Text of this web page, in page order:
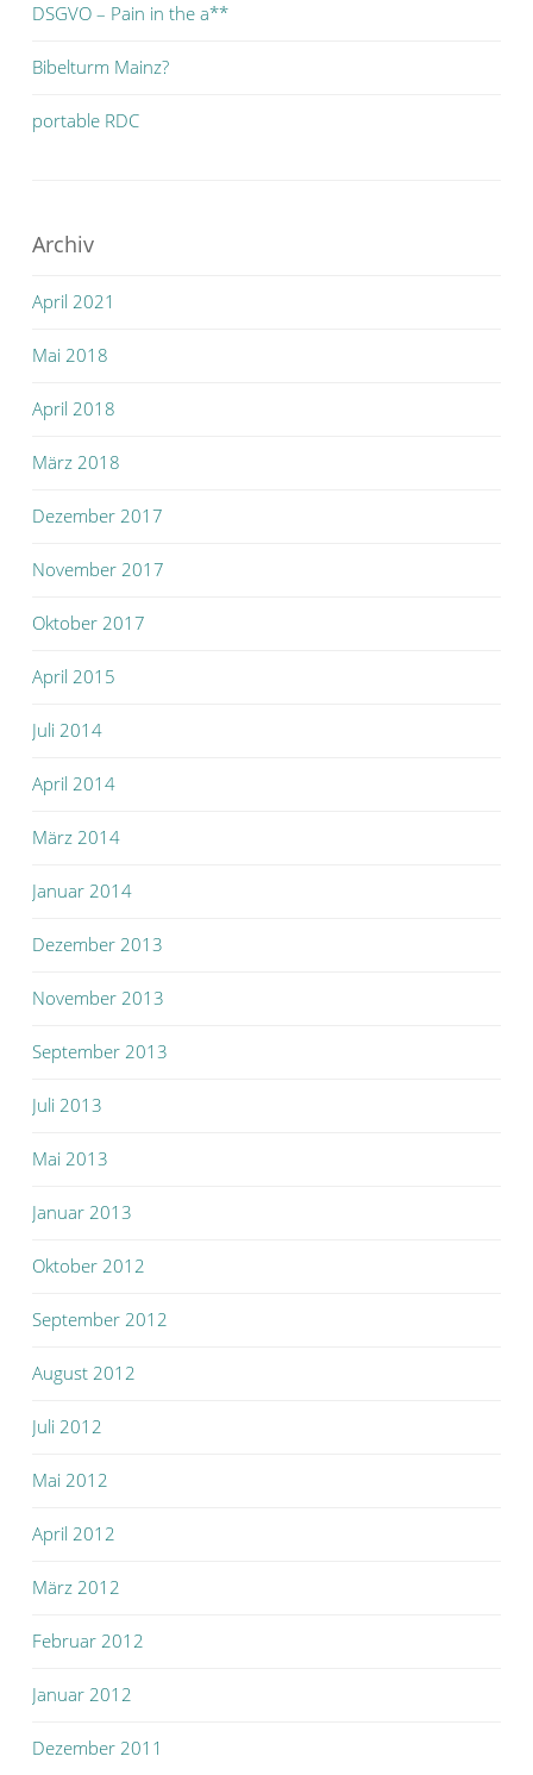
DSGVO – Pain in the a**
Bibelturm Mainz?
portable RDC
Archiv
April 2021
Mai 2018
April 2018
März 2018
Dezember 2017
November 2017
Oktober 2017
April 2015
Juli 2014
April 2014
März 2014
Januar 2014
Dezember 2013
November 2013
September 2013
Juli 2013
Mai 2013
Januar 2013
Oktober 2012
September 2012
August 2012
Juli 2012
Mai 2012
April 2012
März 2012
Februar 2012
Januar 2012
Dezember 2011